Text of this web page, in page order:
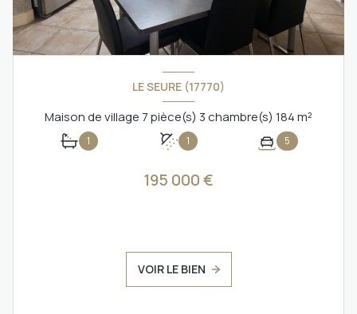
LE SEURE (17770)
Maison de village 7 pièce(s) 3 chambre(s) 184 m²
1 1 5
195 000 €
VOIR LE BIEN